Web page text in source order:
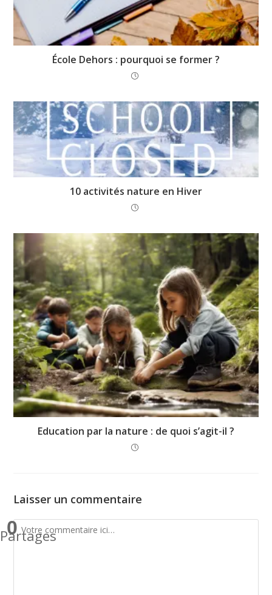
0
Partages
École Dehors : pourquoi se former ?
10 activités nature en Hiver
Education par la nature : de quoi s’agit-il ?
Laisser un commentaire